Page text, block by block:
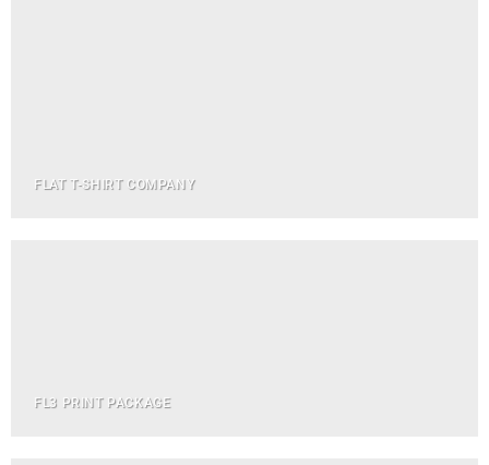
FLAT T-SHIRT COMPANY
FL3 PRINT PACKAGE